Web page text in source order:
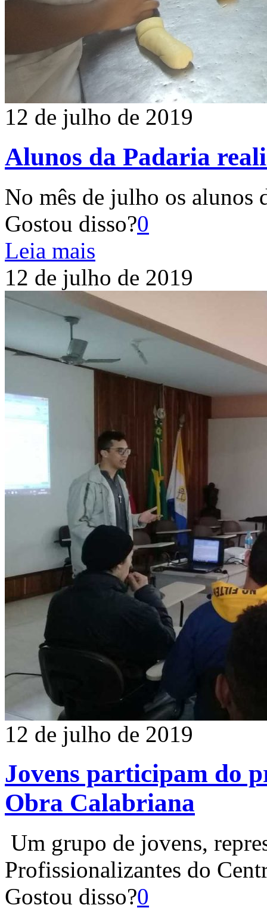
12 de julho de 2019
Alunos da Padaria
No mês de julho os alunos
Gostou disso?0
Leia mais
12 de julho de 2019
12 de julho de 2019
Jovens participam do
Obra Calabriana
Um grupo de jovens,
Profissionalizantes do
Gostou disso?0